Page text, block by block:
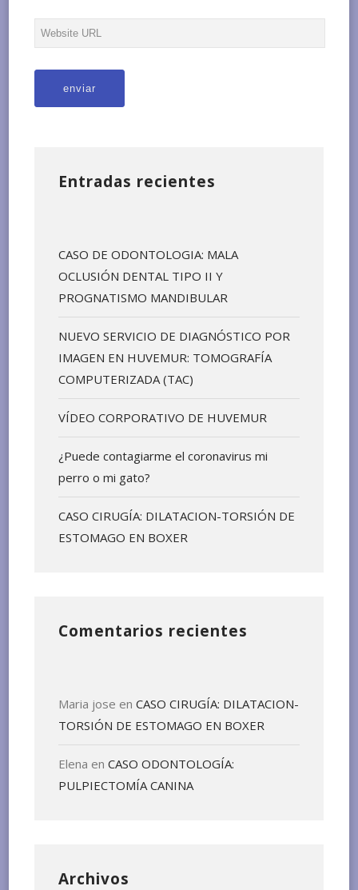
Entradas recientes
CASO DE ODONTOLOGIA: MALA
OCLUSIÓN DENTAL TIPO II Y
PROGNATISMO MANDIBULAR
NUEVO SERVICIO DE DIAGNÓSTICO POR
IMAGEN EN HUVEMUR: TOMOGRAFÍA
COMPUTERIZADA (TAC)
VÍDEO CORPORATIVO DE HUVEMUR
¿Puede contagiarme el coronavirus mi
perro o mi gato?
CASO CIRUGÍA: DILATACION-TORSIÓN DE
ESTOMAGO EN BOXER
Comentarios recientes
Maria jose enCASO CIRUGÍA: DILATACION-
TORSIÓN DE ESTOMAGO EN BOXER
Elena enCASO ODONTOLOGÍA:
PULPIECTOMÍA CANINA
Archivos